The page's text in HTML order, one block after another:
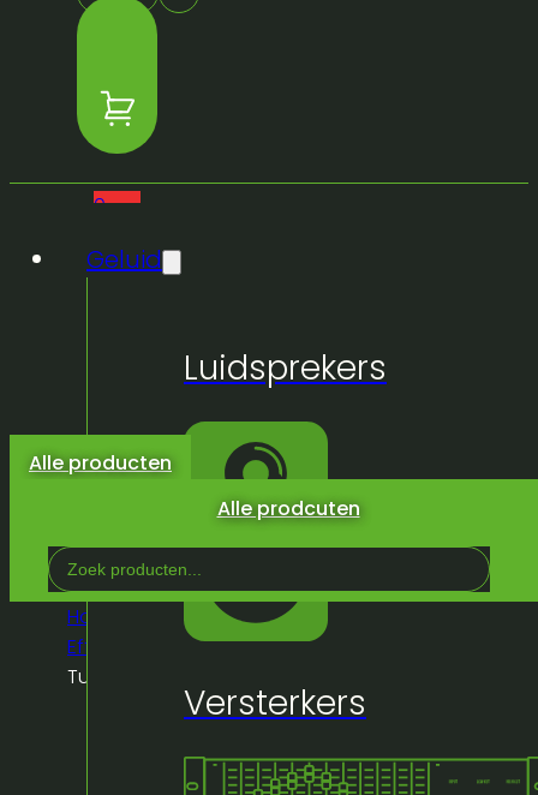
Alle prodcuten
0
producten
winkelwagen.
Geluid
Luidsprekers
Versterkers
Alle producten
Search
...
Home
Winkel
Licht &
Effeckten
Buiten/Specialekes
Tube